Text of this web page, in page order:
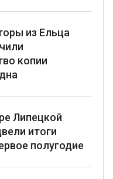
из Ельца
копии
Липецкой
итоги
полугодие